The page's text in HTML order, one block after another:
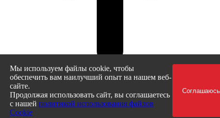
Мы используем файлы cookie, чтобы
обеспечить вам наилучший опыт на нашем веб-
сайте.
Продолжая использовать сайт, вы соглашаетесь
с нашей политикой использования файлов
Cookie
Соглашаюсь